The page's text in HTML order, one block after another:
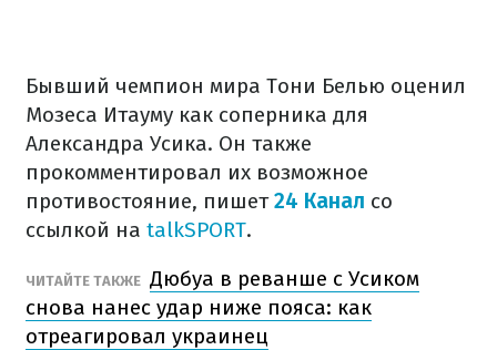
Бывший чемпион мира Тони Белью оценил
Мозеса Итауму как соперника для
Александра Усика. Он также
прокомментировал их возможное
противостояние, пишет24 Канал со
ссылкой на talkSPORT.
ЧИТАЙТЕ ТАКЖЕ Дюбуа в реванше с Усиком
снова нанес удар ниже пояса: как
отреагировал украинец